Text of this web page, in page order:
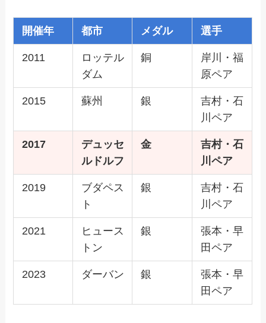
開催年 都市 メダル 選手
2011
ロッテル
ダム
銅
岸川・福
原ペア
2015 蘇州 銀
吉村・石
川ペア
2017
デュッセ
ルドルフ
金
吉村・石
川ペア
2019
ブダペス
ト
銀
吉村・石
川ペア
2021
ヒュース
トン
銀
張本・早
田ペア
2023 ダーバン 銀
張本・早
田ペア